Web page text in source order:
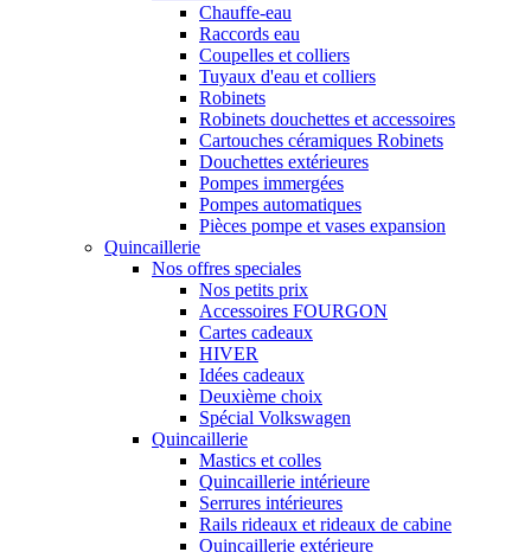
Chauffe-eau
Raccords eau
Coupelles et colliers
Tuyaux d'eau et colliers
Robinets
Robinets douchettes et accessoires
Cartouches céramiques Robinets
Douchettes extérieures
Pompes immergées
Pompes automatiques
Pièces pompe et vases expansion
Quincaillerie
Nos offres speciales
Nos petits prix
Accessoires FOURGON
Cartes cadeaux
HIVER
Idées cadeaux
Deuxième choix
Spécial Volkswagen
Quincaillerie
Mastics et colles
Quincaillerie intérieure
Serrures intérieures
Rails rideaux et rideaux de cabine
Quincaillerie extérieure